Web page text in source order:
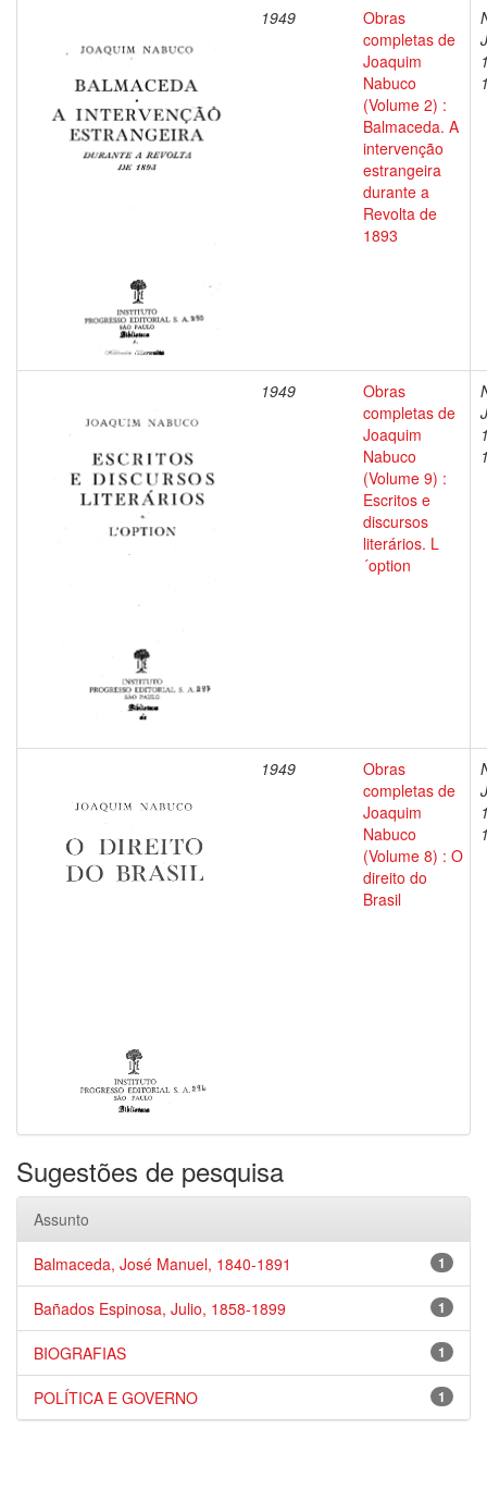
1949
Obras
completas de
Joaquim
Nabuco
(Volume 2) :
Balmaceda. A
intervenção
estrangeira
durante a
Revolta de
1893
1949
Obras
completas de
Joaquim
Nabuco
(Volume 9) :
Escritos e
discursos
literários. L
´option
1949
Obras
completas de
Joaquim
Nabuco
(Volume 8) : O
direito do
Brasil
Sugestões de pesquisa
Assunto
1
Balmaceda, José Manuel, 1840-1891
1
Bañados Espinosa, Julio, 1858-1899
1
BIOGRAFIAS
1
POLÍTICA E GOVERNO